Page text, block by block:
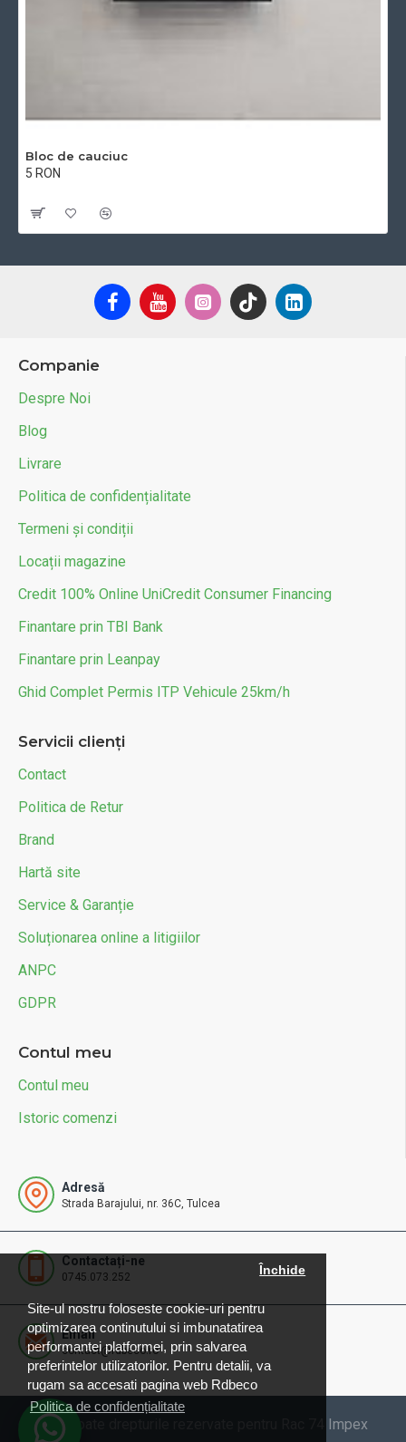
Site-ul nostru foloseste cookie-uri pentru
optimizarea continutului si imbunatatirea
performantei platformei, prin salvarea
preferintelor utilizatorilor. Pentru detalii, va
rugam sa accesati pagina web Rdbeco
Politica de confidențialitate
Închide
Bloc de cauciuc
5 RON
Companie
Despre Noi
Blog
Livrare
Politica de confidențialitate
Termeni și condiții
Locații magazine
Credit 100% Online UniCredit Consumer Financing
Finantare prin TBI Bank
Finantare prin Leanpay
Ghid Complet Permis ITP Vehicule 25km/h
Servicii clienți
Contact
Politica de Retur
Brand
Hartă site
Service & Garanție
Soluționarea online a litigiilor
ANPC
GDPR
Contul meu
Contul meu
Istoric comenzi
Adresă
Strada Barajului, nr. 36C, Tulcea
Contactați-ne
0745.073.252
Email
contact@rdbeco.ro
© 2025 Toate drepturile rezervate pentru Rac 74 Impex